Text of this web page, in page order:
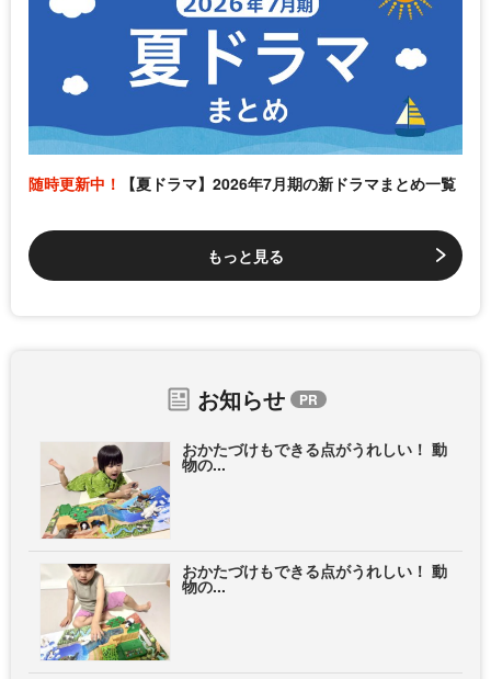
随時更新中！ 【夏ドラマ】2026年7月期の新ドラマまとめ一覧
もっと見る
お知らせ
おかたづけもできる点がうれしい！ 動
物の...
おかたづけもできる点がうれしい！ 動
物の...